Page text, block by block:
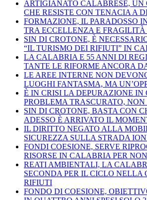
ARTIGIANATO CALABRESE, UN
CHE RESISTE CON TENACIA A
FORMAZIONE, IL PARADOSSO
TRA ECCELLENZA E FRAGILITÀ
SIN DI CROTONE, È
“IL TURISMO DEI RIFIUTI” IN
LA CALABRIA E 55 ANNI DI
TANTE LE RIFORME ANCORA
LE AREE INTERNE NON
LUOGHI FANTASMA, MA
È IN CRISI LA DEPURAZIONE IN
PROBLEMA TRASCURATO,
SIN DI CROTONE, BASTA CON
ADESSO È ARRIVATO IL
IL DIRITTO NEGATO ALLA
SICUREZZA SULLA STRADA
FONDI COESIONE, SERVE
RISORSE IN CALABRIA PER
REATI AMBIENTALI, LA
SECONDA PER IL CICLO NELLA
RIFIUTI
FONDO DI COESIONE,